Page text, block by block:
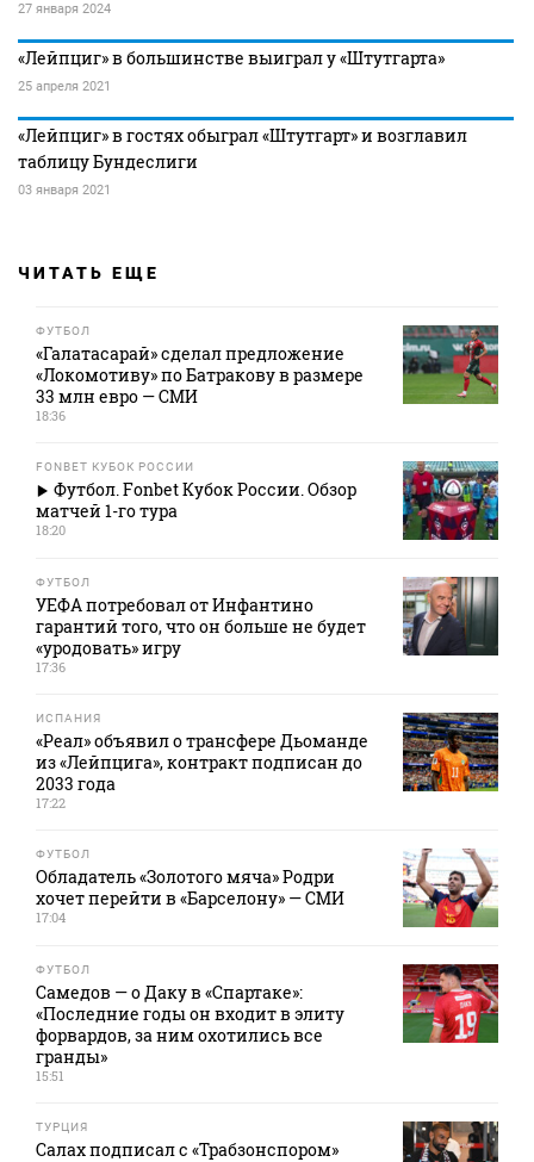
27 января 2024
«Лейпциг» в большинстве выиграл у «Штутгарта»
25 апреля 2021
«Лейпциг» в гостях обыграл «Штутгарт» и возглавил
таблицу Бундеслиги
03 января 2021
ЧИТАТЬ ЕЩЕ
ФУТБОЛ
«Галатасарай» сделал предложение
«Локомотиву» по Батракову в размере
33 млн евро — СМИ
18:36
FONBET КУБОК РОССИИ
Футбол. Fonbet Кубок России. Обзор
матчей 1-го тура
18:20
ФУТБОЛ
УЕФА потребовал от Инфантино
гарантий того, что он больше не будет
«уродовать» игру
17:36
ИСПАНИЯ
«Реал» объявил о трансфере Дьоманде
из «Лейпцига», контракт подписан до
2033 года
17:22
ФУТБОЛ
Обладатель «Золотого мяча» Родри
хочет перейти в «Барселону» — СМИ
17:04
ФУТБОЛ
Самедов — о Даку в «Спартаке»:
«Последние годы он входит в элиту
форвардов, за ним охотились все
гранды»
15:51
ТУРЦИЯ
Салах подписал с «Трабзонспором»